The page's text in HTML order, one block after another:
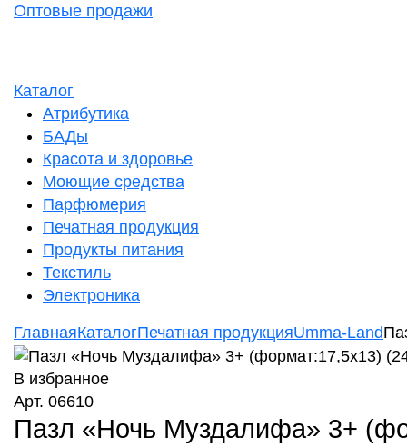
Оптовые продажи
Каталог
Атрибутика
БАДы
Красота и здоровье
Моющие средства
Парфюмерия
Печатная продукция
Продукты питания
Текстиль
Электроника
ГлавнаяКаталогПечатная продукцияUmma-Land
В избранное
Арт. 06610
Пазл «Ночь Муздалифа» 3+